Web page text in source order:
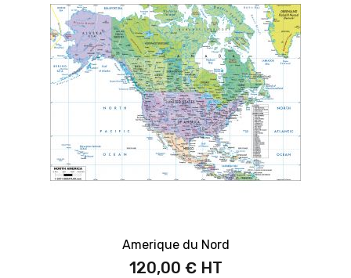
Amerique du Nord
120,00 €